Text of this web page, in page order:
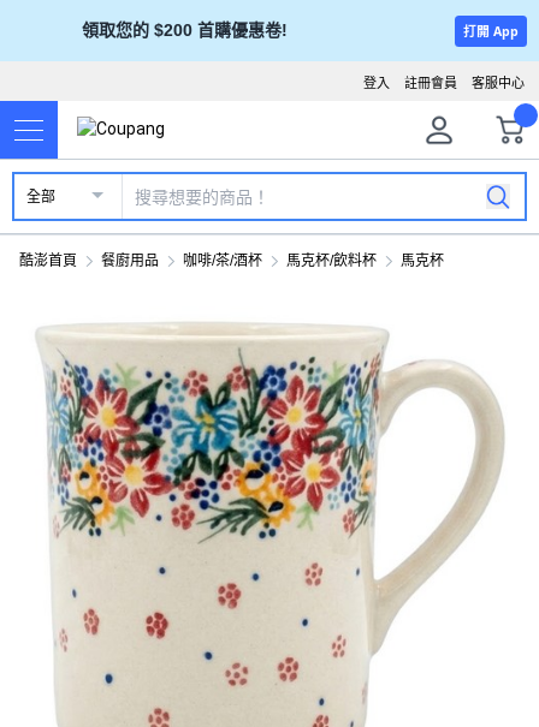
領取您的 $200 首購優惠卷! 打開 App
客服中心
註冊會員
登入
全部
酷澎首頁 餐廚用品 咖啡/茶/酒杯 馬克杯/飲料杯 馬克杯